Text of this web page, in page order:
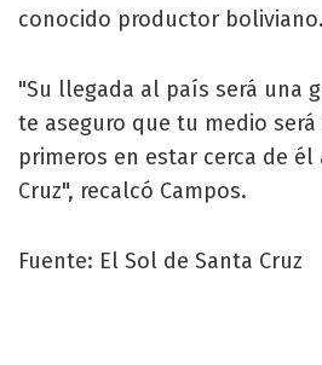
conocido productor boliviano.
"Su llegada al país será una
te aseguro que tu medio
primeros en estar cerca de él
Cruz", recalcó Campos.
Fuente: El Sol de Santa Cruz